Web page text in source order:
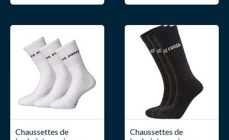
Chaussettes de
Chaussettes de